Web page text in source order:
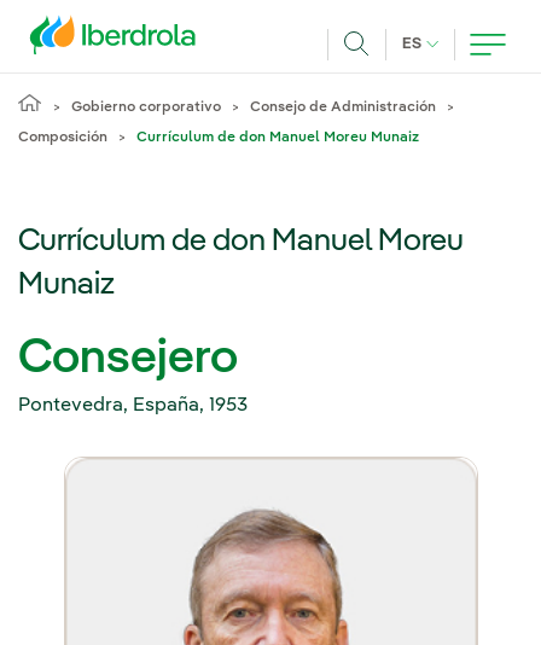
ES IDIOMA
Gobierno corporativo Consejo de Administración
Composición Currículum de don Manuel Moreu Munaiz
Currículum de don Manuel Moreu
Munaiz
Consejero
Pontevedra, España, 1953